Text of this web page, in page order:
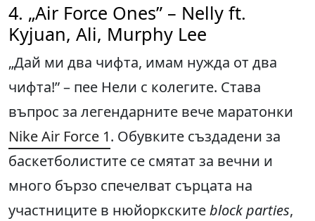
4. „Air Force Ones” – Nelly ft.
Kyjuan, Ali, Murphy Lee
„Дай ми два чифта, имам нужда от два
чифта!” – пее Нели с колегите. Става
въпрос за легендарните вече маратонки
Nike Air Force 1. Обувките създадени за
баскетболистите се смятат за вечни и
много бързо спечелват сърцата на
участниците в нюйоркскитеblock parties,